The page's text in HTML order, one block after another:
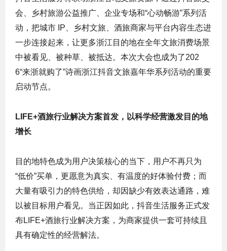
会、乡村旅游公益推广、企业专场和“心动畅游”系列活
动，把城市 IP、乡村文旅、酒旅商家与平台内容生态进
一步连接起来，让更多浙江目的地在全年文旅消费场景
中被看见、被种草、被抵达。本次大会也成为了202
6“来浙就购了”诗画浙江抖音文旅嘉年华系列活动的重要
启动节点。
LIFE+酒旅行业解决方案首发，以科学经营激发目的地
增长
目的地特色成为用户决策核心的当下，用户不再只为
“低价”买单，更愿意为真实、有温度的好体验付费；而
大量有吸引力的特色供给，却因缺少有效表达通路，难
以被目标用户看见。当正因如此，抖音生活服务正式发
布LIFE+酒旅行业解决方案，为商家提供一套可持续且
具有确定性的经营解法。